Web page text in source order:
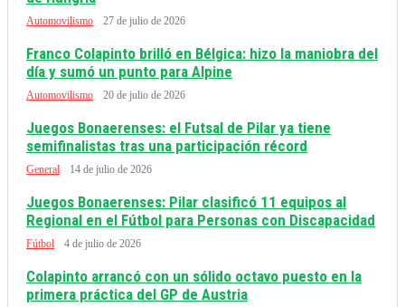
Automovilismo 27 de julio de 2026
Franco Colapinto brilló en Bélgica: hizo la maniobra del
día y sumó un punto para Alpine
Automovilismo 20 de julio de 2026
Juegos Bonaerenses: el Futsal de Pilar ya tiene
semifinalistas tras una participación récord
General 14 de julio de 2026
Juegos Bonaerenses: Pilar clasificó 11 equipos al
Regional en el Fútbol para Personas con Discapacidad
Fútbol 4 de julio de 2026
Colapinto arrancó con un sólido octavo puesto en la
primera práctica del GP de Austria